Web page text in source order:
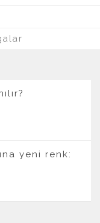
yeni renk: